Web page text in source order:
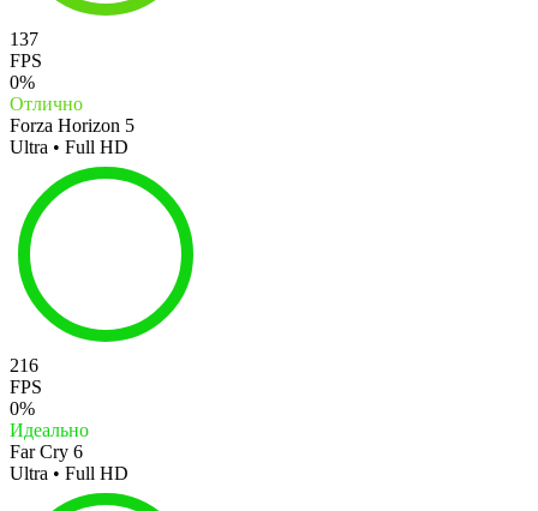
137
FPS
0%
Отлично
Forza Horizon 5
Ultra • Full HD
216
FPS
0%
Идеально
Far Cry 6
Ultra • Full HD